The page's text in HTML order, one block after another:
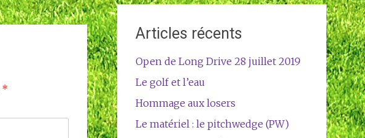
*
Articles récents
Open de Long Drive 28 juillet 2019
Le golf et l’eau
Hommage aux losers
Le matériel : le pitchwedge (PW)